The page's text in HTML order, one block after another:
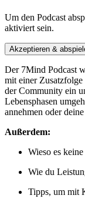
Um den Podcast
aktiviert sein.
Akzeptieren &
Der 7Mind Podcast
mit einer
der Community ein
Lebensphasen
annehmen oder
Außerdem:
Wieso es
Wie du
Tipps, um mit